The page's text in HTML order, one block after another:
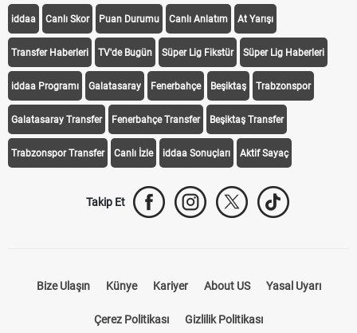
iddaa Canlı Skor Puan Durumu Canlı Anlatım At Yarışı
Transfer Haberleri TV'de Bugün Süper Lig Fikstür Süper Lig Haberleri
iddaa Programı Galatasaray Fenerbahçe Beşiktaş Trabzonspor
Galatasaray Transfer Fenerbahçe Transfer Beşiktaş Transfer
Trabzonspor Transfer Canlı İzle iddaa Sonuçları Aktif Sayaç
Takip Et
Bize Ulaşın Künye Kariyer About US Yasal Uyarı
Çerez Politikası Gizlilik Politikası